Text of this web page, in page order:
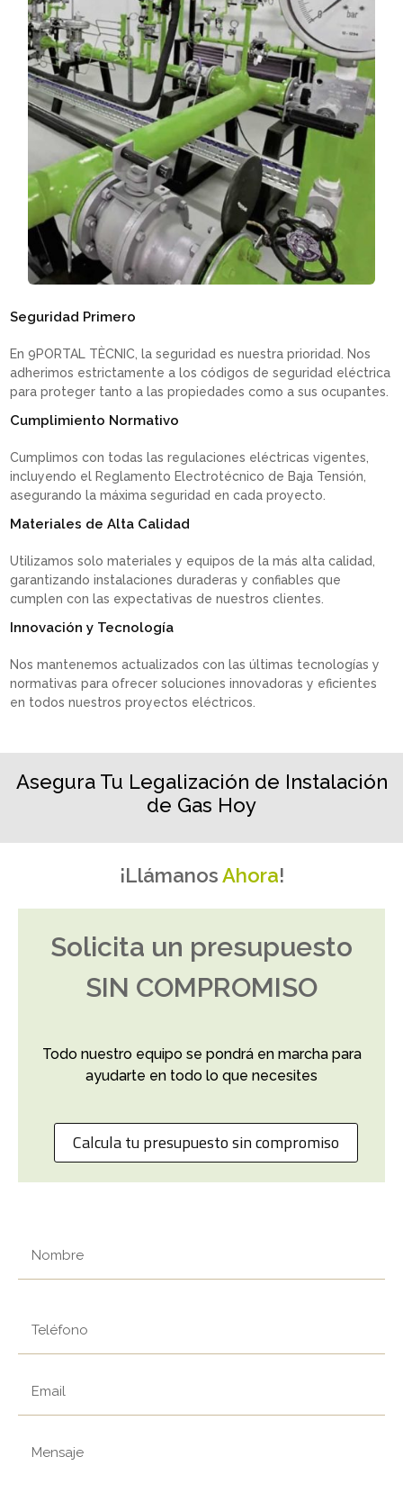
Seguridad Primero
En 9PORTAL TÈCNIC, la seguridad es nuestra prioridad. Nos
adherimos estrictamente a los códigos de seguridad eléctrica
para proteger tanto a las propiedades como a sus ocupantes.
Cumplimiento Normativo
Cumplimos con todas las regulaciones eléctricas vigentes,
incluyendo el Reglamento Electrotécnico de Baja Tensión,
asegurando la máxima seguridad en cada proyecto.
Materiales de Alta Calidad
Utilizamos solo materiales y equipos de la más alta calidad,
garantizando instalaciones duraderas y confiables que
cumplen con las expectativas de nuestros clientes.
Innovación y Tecnología
Nos mantenemos actualizados con las últimas tecnologías y
normativas para ofrecer soluciones innovadoras y eficientes
en todos nuestros proyectos eléctricos.
Asegura Tu Legalización de Instalación
de Gas Hoy
¡LlámanosAhora!
Solicita un presupuesto
SIN COMPROMISO
Todo nuestro equipo se pondrá en marcha para
ayudarte en todo lo que necesites
Calcula tu presupuesto sin compromiso